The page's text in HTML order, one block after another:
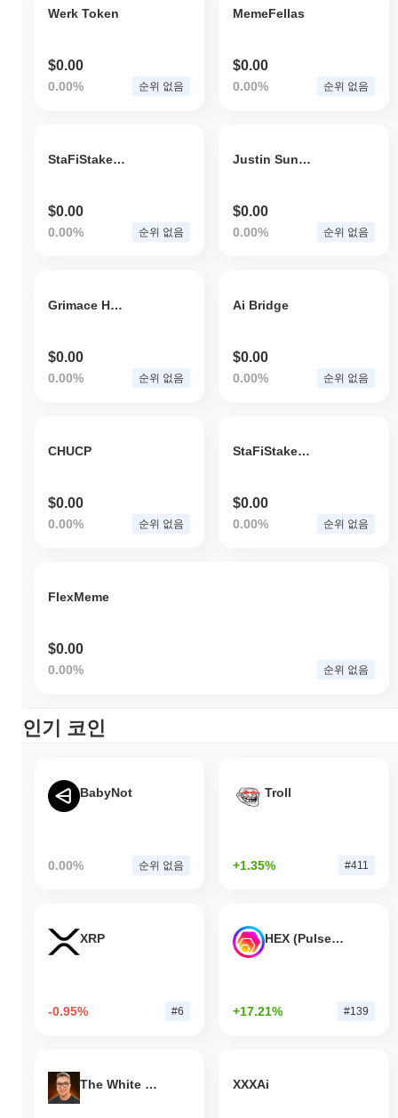
Werk Token
$0.00
0.00% 순위 없음
MemeFellas
$0.00
0.00% 순위 없음
StaFiStakedATOM
$0.00
0.00% 순위 없음
Justin Sun Inu
$0.00
0.00% 순위 없음
Grimace HULK
$0.00
0.00% 순위 없음
Ai Bridge
$0.00
0.00% 순위 없음
CHUCP
$0.00
0.00% 순위 없음
StaFiStakedMATIC
$0.00
0.00% 순위 없음
FlexMeme
$0.00
0.00% 순위 없음
인기 코인
BabyNot
0.00% 순위 없음
Troll
+1.35% #411
XRP
-0.95% #6
HEX (Pulsechain)
+17.21% #139
The White Bull XXXAi